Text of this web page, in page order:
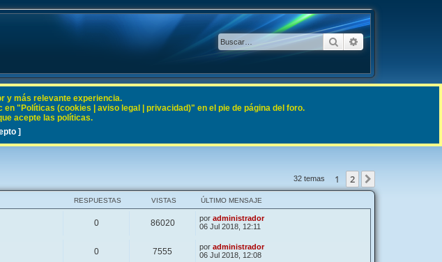
BuscarBúsqueda
32 temas 1 2
RESPUESTAS VISTAS ÚLTIMO MENSAJE
0 86020 por administrador
06 Jul 2018, 12:11
0 7555 por administrador
06 Jul 2018, 12:08
y más relevante experiencia.
"Políticas (cookies | aviso legal | privacidad)" en el pie de página del foro.
acepte las políticas.
]